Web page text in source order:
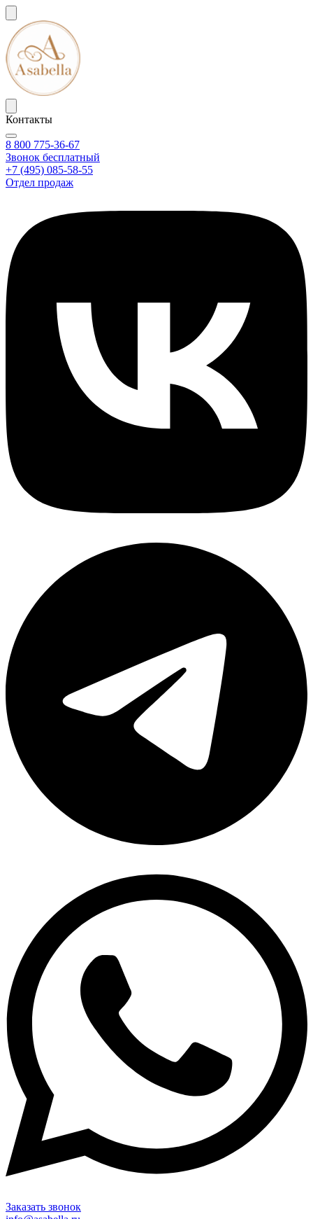
Контакты
8 800 775-36-67
Звонок бесплатный
+7 (495) 085-58-55
Отдел продаж
Заказать звонок